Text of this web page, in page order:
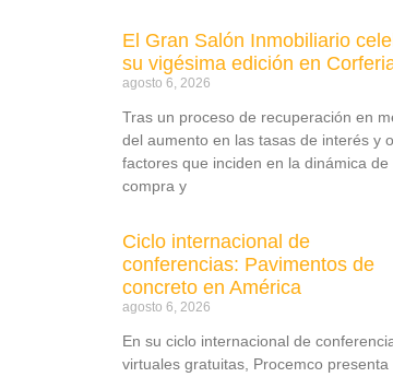
El Gran Salón Inmobiliario
su vigésima edición en
agosto 6, 2026
Tras un proceso de recuperación en
del aumento en las tasas de interés y
factores que inciden en la dinámica de
compra y
Ciclo internacional de
conferencias: Pavimentos de
concreto en América
agosto 6, 2026
En su ciclo internacional de
virtuales gratuitas, Procemco presenta